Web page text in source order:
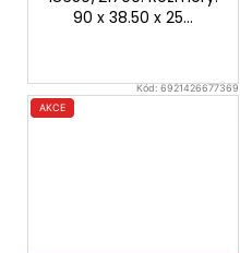
90 x 38.50 x 25...
Kód: 6921426677369
AKCE